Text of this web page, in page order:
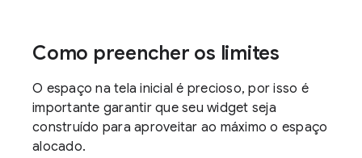
Como preencher os limites
O espaço na tela inicial é precioso, por isso é
importante garantir que seu widget seja
construído para aproveitar ao máximo o espaço
alocado.